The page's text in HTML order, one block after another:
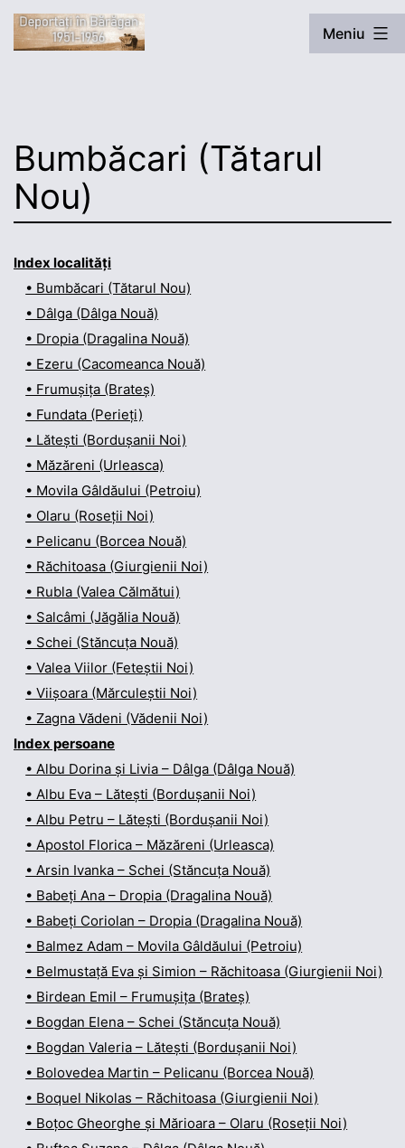
Sari
Meniu
Bumbăcari (Tătarul
Nou)
Index localități
• Bumbăcari (Tătarul Nou)
• Dâlga (Dâlga Nouă)
• Dropia (Dragalina Nouă)
• Ezeru (Cacomeanca Nouă)
• Frumușița (Brateș)
• Fundata (Perieți)
• Lătești (Bordușanii Noi)
• Măzăreni (Urleasca)
• Movila Gâldăului (Petroiu)
• Olaru (Roseții Noi)
• Pelicanu (Borcea Nouă)
• Răchitoasa (Giurgienii Noi)
• Rubla (Valea Călmătui)
• Salcâmi (Jăgălia Nouă)
• Schei (Stăncuța Nouă)
• Valea Viilor (Feteștii Noi)
• Viișoara (Mărculeștii Noi)
• Zagna Vădeni (Vădenii Noi)
Index persoane
• Albu Dorina și Livia – Dâlga (Dâlga Nouă)
• Albu Eva – Lătești (Bordușanii Noi)
• Albu Petru – Lătești (Bordușanii Noi)
• Apostol Florica – Măzăreni (Urleasca)
• Arsin Ivanka – Schei (Stăncuța Nouă)
• Babeți Ana – Dropia (Dragalina Nouă)
• Babeți Coriolan – Dropia (Dragalina Nouă)
• Balmez Adam – Movila Gâldăului (Petroiu)
• Belmustață Eva și Simion – Răchitoasa (Giurgienii Noi)
• Birdean Emil – Frumușița (Brateș)
• Bogdan Elena – Schei (Stăncuța Nouă)
• Bogdan Valeria – Lătești (Bordușanii Noi)
• Bolovedea Martin – Pelicanu (Borcea Nouă)
• Boquel Nikolas – Răchitoasa (Giurgienii Noi)
• Boțoc Gheorghe și Mărioara – Olaru (Roseții Noi)